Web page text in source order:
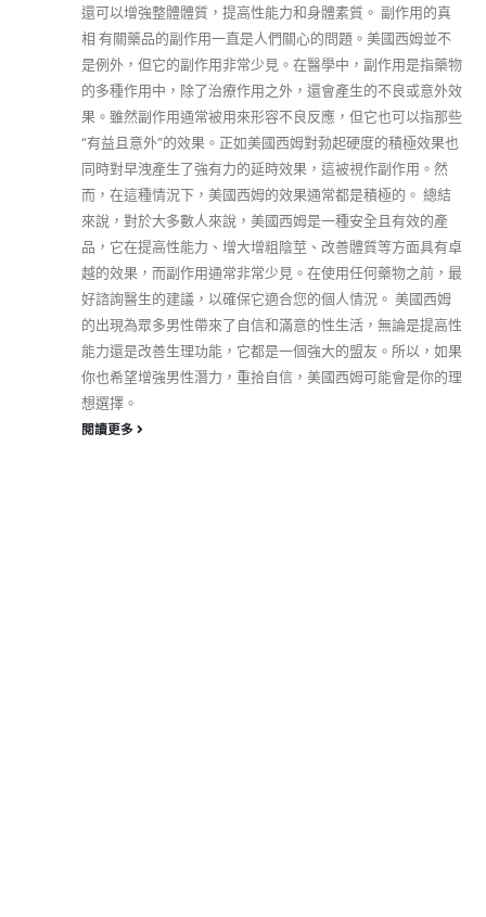
還可以增強整體體質，提高性能力和身體素質。 副作用的真
相 有關藥品的副作用一直是人們關心的問題。美國西姆並不
是例外，但它的副作用非常少見。在醫學中，副作用是指藥物
的多種作用中，除了治療作用之外，還會產生的不良或意外效
果。雖然副作用通常被用來形容不良反應，但它也可以指那些
“有益且意外”的效果。正如美國西姆對勃起硬度的積極效果也
同時對早洩產生了強有力的延時效果，這被視作副作用。然
而，在這種情況下，美國西姆的效果通常都是積極的。 總結
來說，對於大多數人來說，美國西姆是一種安全且有效的產
品，它在提高性能力、增大增粗陰莖、改善體質等方面具有卓
越的效果，而副作用通常非常少見。在使用任何藥物之前，最
好諮詢醫生的建議，以確保它適合您的個人情況。 美國西姆
的出現為眾多男性帶來了自信和滿意的性生活，無論是提高性
能力還是改善生理功能，它都是一個強大的盟友。所以，如果
你也希望增強男性潛力，重拾自信，美國西姆可能會是你的理
想選擇。
閱讀更多